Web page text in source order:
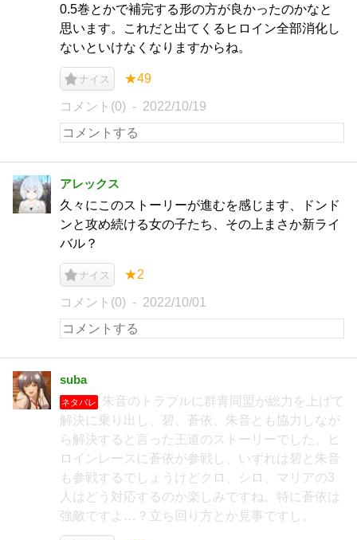
0.5巻とかで補完する形の方が良かったのかなと
思います。これだと出てくるヒロイン全部消化し
ないといけなくなりますからね。
ナイス ★49
コメント(0) 2022/10/19
アレックス
久々にこのストーリーが進むを感じます、ドンド
ンと攻め続ける女の子たち、その上まさか新ライ
バル？
ナイス ★2
コメント(0) 2022/10/01
suba
ネタバレ
朱音のトラブルに群青同盟が総力を上げて
解決に乗り出し、碧、蒼依、朱音とも協力しなが
ら解決すると言った王道のストーリーでした。ヒ
ロインレースに蒼依が参戦し、いずれは碧と朱音
も参戦するでしょうけどクロ、シロ、マリアの3
人はどう対応するのか楽しみですね。特に蒼依は
強敵ですよ…？立ち回り方とか見事ですし。